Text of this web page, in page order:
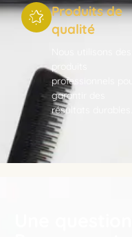
Produits de
qualité
professionnels pour
garantir des
résultats durables.